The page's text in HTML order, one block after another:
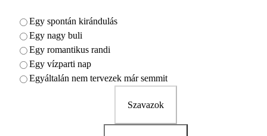
Egy spontán kirándulás
Egy nagy buli
Egy romantikus randi
Egy vízparti nap
Egyáltalán nem tervezek már semmit
Szavazok